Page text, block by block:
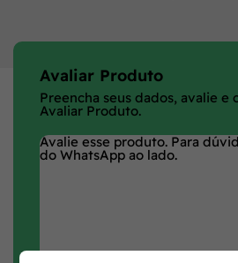
Avaliar Produto
Preencha seus dados, avalie e
Avaliar Produto.